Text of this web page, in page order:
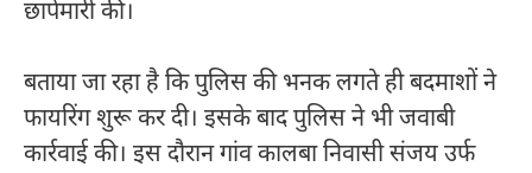
छापेमारी की।
बताया जा रहा है कि पुलिस की भनक लगते ही बदमाशों ने
फायरिंग शुरू कर दी। इसके बाद पुलिस ने भी जवाबी
कार्रवाई की। इस दौरान गांव कालबा निवासी संजय उर्फ